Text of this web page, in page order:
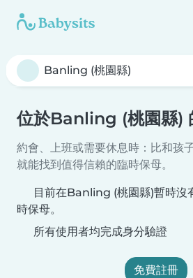
位於Banling (桃園縣)
約會、上班或需要休息時：比和孩
就能找到值得信賴的臨時保母。
目前在Banling (桃園縣)暫時沒
時保母。
所有使用者均完成身分驗證
免費註冊